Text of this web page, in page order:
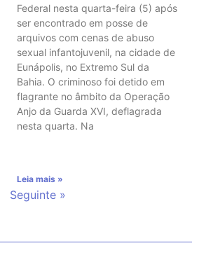
Federal nesta quarta-feira (5) após
ser encontrado em posse de
arquivos com cenas de abuso
sexual infantojuvenil, na cidade de
Eunápolis, no Extremo Sul da
Bahia. O criminoso foi detido em
flagrante no âmbito da Operação
Anjo da Guarda XVI, deflagrada
nesta quarta. Na
Leia mais »
Seguinte »